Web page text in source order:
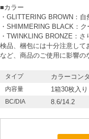
■カラー
・GLITTERING BROWN：
・SHIMMERING BLACK：
・TWINKLING BRONZE：
検品、梱包には十分注意し
など、商品のご使用に影響の
タイプ カラーコン
内容量 1箱30枚入り
BC/DIA 8.6/14.2